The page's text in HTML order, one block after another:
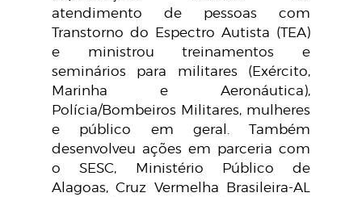
atendimento de pessoas com
Transtorno do Espectro Autista (TEA)
e ministrou treinamentos e
seminários para militares (Exército,
Marinha e Aeronáutica),
Polícia/Bombeiros Militares, mulheres
e público em geral. Também
desenvolveu ações em parceria com
o SESC, Ministério Público de
Alagoas, Cruz Vermelha Brasileira-AL